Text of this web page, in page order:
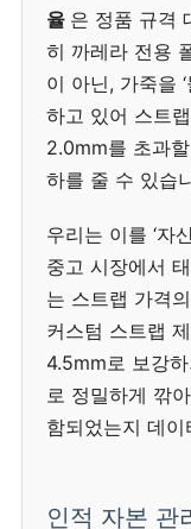
율 은 정품 규격
히 까레라 전용
이 아닌, 가죽을
하고 있어 스트
2.0mm를 초과
하를 줄 수 있습
우리는 이를 ‘자
중고 시장에서
는 스트랩 가격
커스텀 스트랩
4.5mm로 보강
로 정밀하게 깎
함되었는지 데
인적 자본 관